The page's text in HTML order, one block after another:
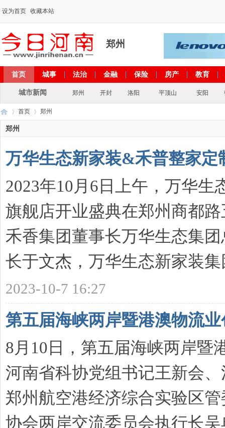
设为首页 收藏本站
郑州
首页 城事 法治 金融 保险 房产 教育
出彩河南 政策 专题
城市新闻 郑州 开封 洛阳 平顶山 安阳
今 ›
首页
›
郑州
郑州
万华生态新家装&禾普整家
2023年10月6日上午，万华
旗舰店开业盛典在郑州商都
禾香集团董事长万华生态集
长于文杰，万华生态新家装
2023-10-7 16:27
第五届海峡两岸暨港澳物流
8月10日，第五届海峡两岸暨
河南省科协党组书记王新会
郑州航空港经济综合实验区
协会两岸交流委员会执行长吴